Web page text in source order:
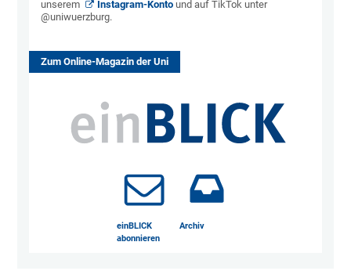
unserem
Instagram-Konto und auf TikTok unter
@uniwuerzburg.
Zum Online-Magazin der Uni
einBLICK
abonnieren
Archiv